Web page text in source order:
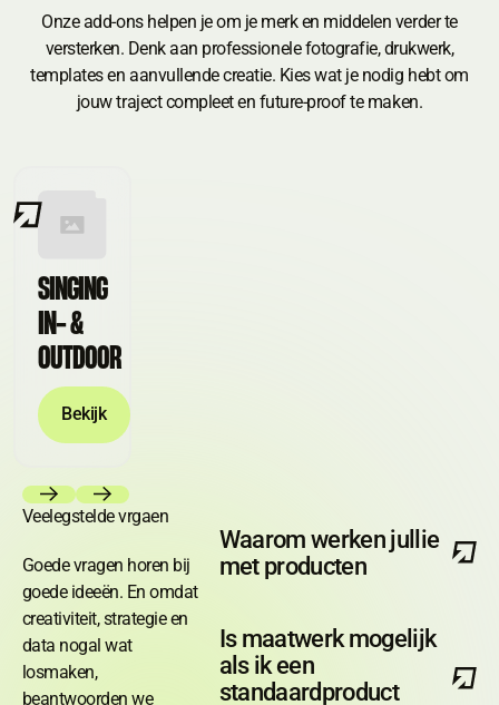
Onze add-ons helpen je om je merk en middelen verder te
versterken. Denk aan professionele fotografie, drukwerk,
templates en aanvullende creatie. Kies wat je nodig hebt om
jouw traject compleet en future-proof te maken.
SINGING
IN- &
OUTDOOR
Bekijk
Bekijk
PreviousNext
Veelegstelde vrgaen
Goede vragen horen bij
goede ideeën. En omdat
creativiteit, strategie en
data nogal wat
losmaken,
beantwoorden we
Waarom werken jullie
met producten
Is maatwerk mogelijk
als ik een
standaardproduct